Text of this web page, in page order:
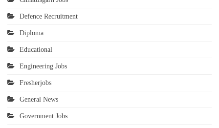
Defence Recruitment
Diploma
Educational
Engineering Jobs
Fresherjobs
General News
Government Jobs